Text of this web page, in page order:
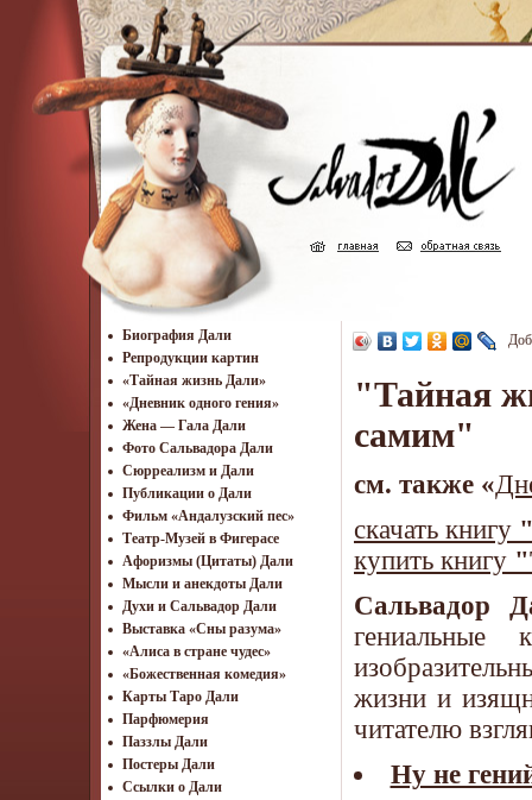
Биография Дали
Репродукции картин
«Тайная жизнь Дали»
«Дневник одного гения»
Жена — Гала Дали
Фото Сальвадора Дали
Cюрреализм и Дали
Публикации о Дали
Фильм «Андалузский пес»
Театр-Музей в Фигерасе
Афоризмы (Цитаты) Дали
Мысли и анекдоты Дали
Духи и Сальвадор Дали
Выставка «Сны разума»
«Алиса в стране чудес»
«Божественная комедия»
Карты Таро Дали
Парфюмерия
Паззлы Дали
Постеры Дали
Ссылки о Дали
"Тайная
самим"
см. также «
скачать книгу
купить книгу
Сальвадор
гениальные
жизни и
читателю
Ну не